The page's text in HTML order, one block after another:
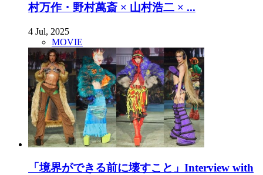
村万作・野村萬斎 × 山村浩二 × ...
4 Jul, 2025
MOVIE
「境界ができる前に壊すこと」Interview with